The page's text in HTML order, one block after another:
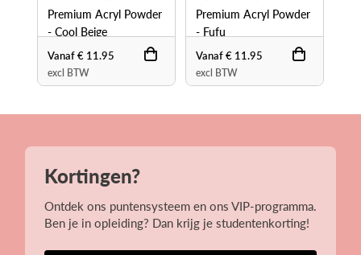
Premium Acryl Powder
- Cool Beige
Vanaf € 11.95
excl BTW
Premium Acryl Powder
- Fufu
Vanaf € 11.95
excl BTW
Kortingen?
Ontdek ons puntensysteem en ons VIP-programma.
Ben je in opleiding? Dan krijg je studentenkorting!